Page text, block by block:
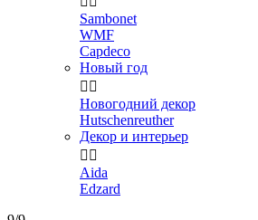
Sambonet
WMF
Capdeco
Новый год
 
Новогодний декор
Hutschenreuther
Декор и интерьер
 
Aida
Edzard